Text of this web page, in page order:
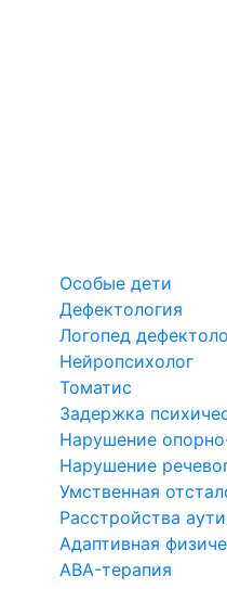
Особые дети
Дефектология
Логопед
Нейропсихолог
Томатис
Задержка
Нарушение
Нарушение
Умственная
Расстройства
Адаптивная
ABA-терапия